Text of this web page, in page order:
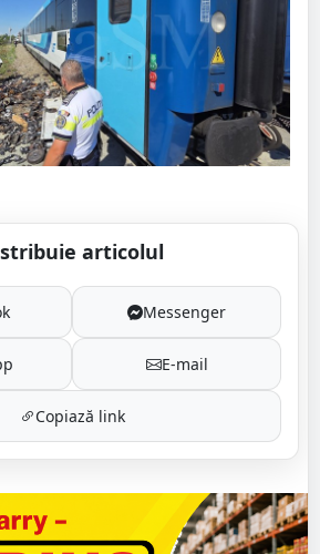
articolul
Messenger
E-mail
Copiază link